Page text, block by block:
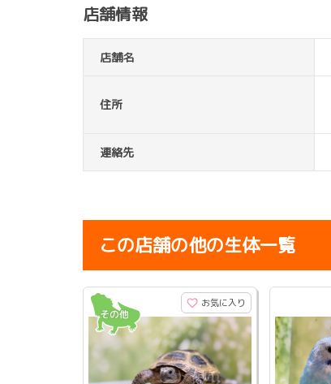
店舗情報
店舗名
住所
連絡先
この店舗の他の生体一覧
お気に入り